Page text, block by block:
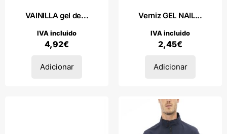
VAINILLA gel de...
4,92€
IVA incluido
Adicionar
Verniz GEL NAIL...
2,45€
IVA incluido
Adicionar